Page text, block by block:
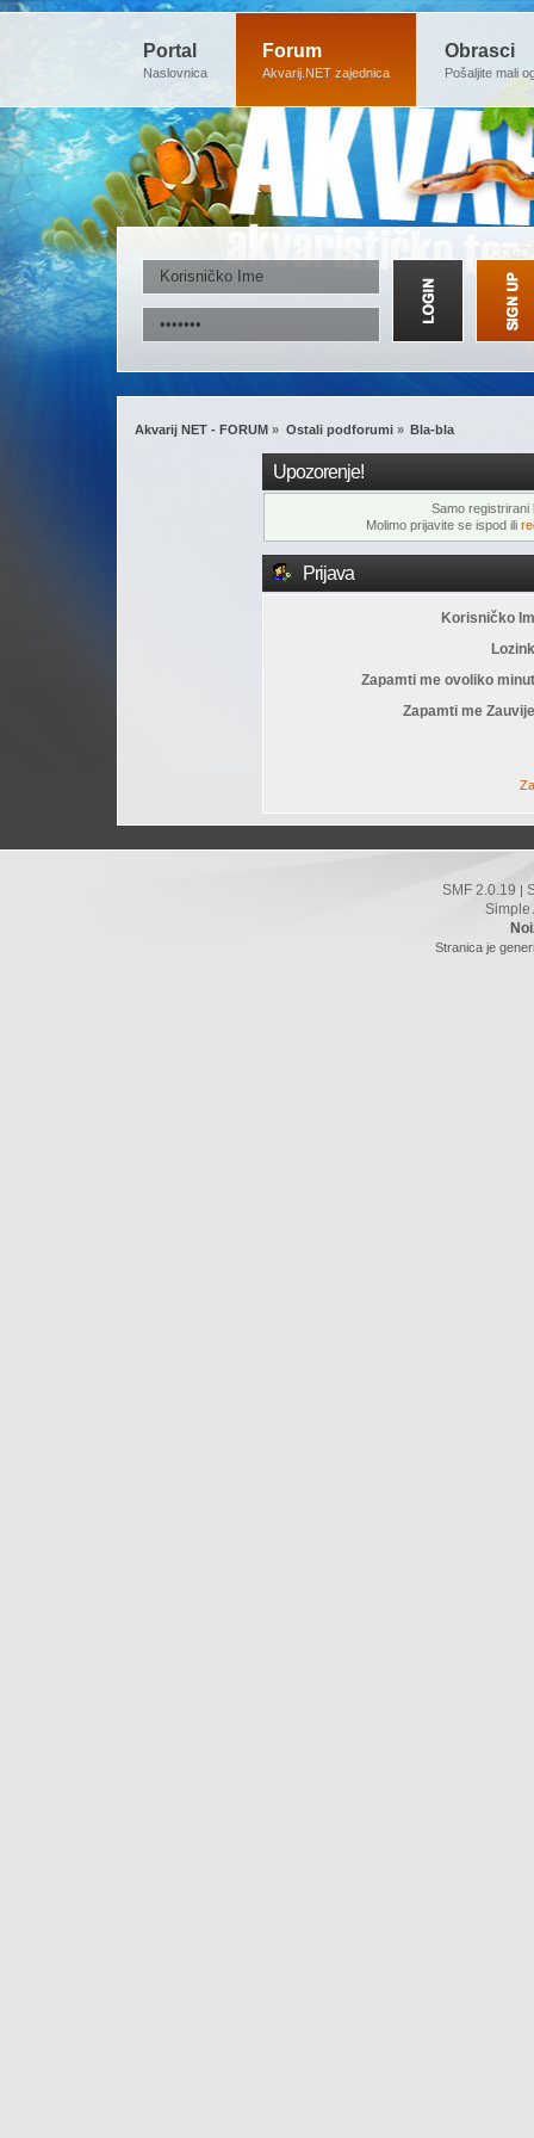
Portal
Naslovnica
Forum
Akvarij.NET zajednica
Obrasci
Pošaljite mali
Akvarij NET - FORUM » Ostali podforumi» Bla-bla
Upozorenje!
Samo registrirani
Molimo prijavite se ispod ili
Prijava
Korisničko
Zapamti me ovoliko
Zapamti me
SMF 2.0.19
Simple
Stranica je